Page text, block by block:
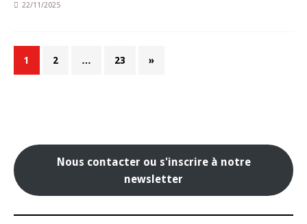
22/11/2025
1 2 … 23 »
Nous contacter ou s'inscrire à notre
newsletter